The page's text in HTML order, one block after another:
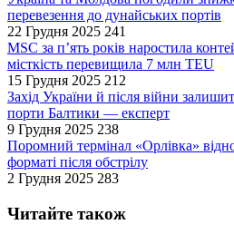
перевезення до дунайських портів
22 Грудня 2025 241
MSC за п’ять років наростила
місткість перевищила 7 млн TEU
15 Грудня 2025 212
Захід України й після війни
порти Балтики — експерт
9 Грудня 2025 238
Поромний термінал «Орлівка»
форматі після обстрілу
2 Грудня 2025 283
Читайте також